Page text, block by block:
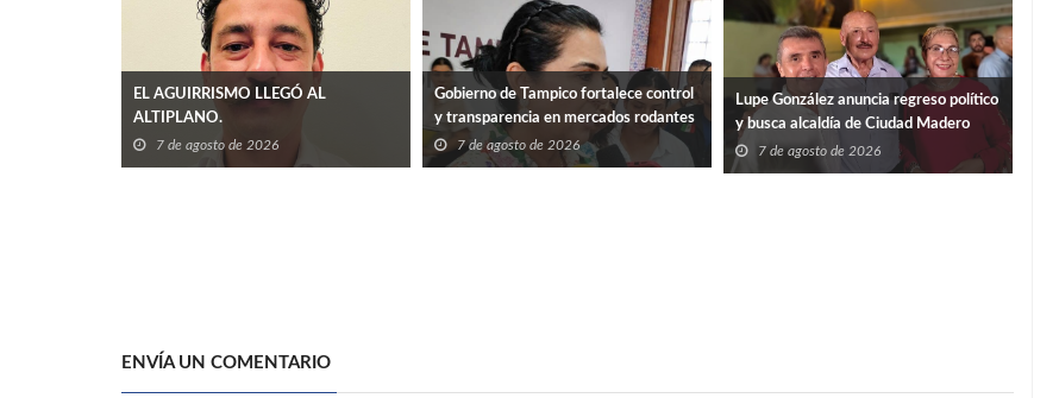
EL AGUIRRISMO LLEGÓ AL
ALTIPLANO.
7 de agosto de 2026
Gobierno de Tampico fortalece control
y transparencia en mercados rodantes
7 de agosto de 2026
Lupe González anuncia regreso político
y busca alcaldía de Ciudad Madero
7 de agosto de 2026
ENVÍA UN COMENTARIO